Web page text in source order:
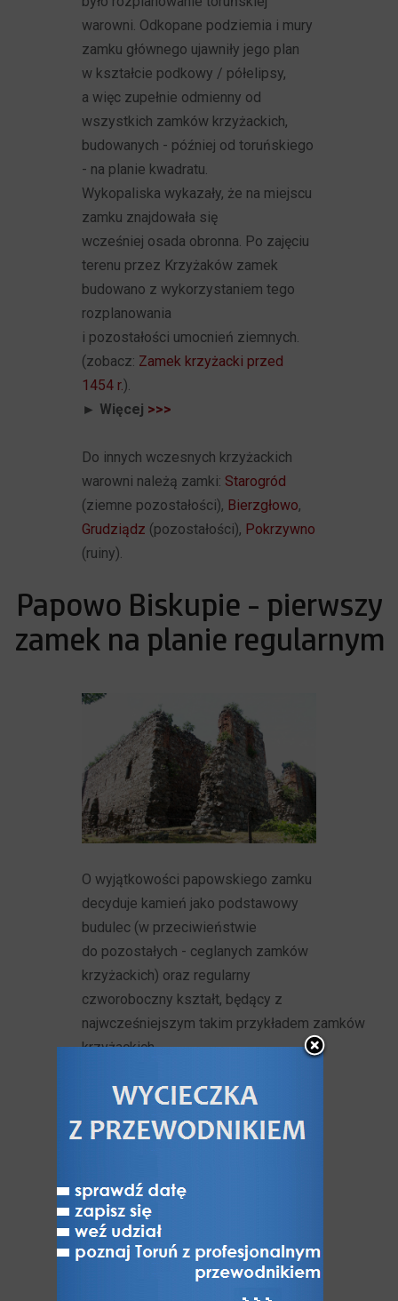
warowni. Odkopane podziemia i mury
zamku głównego ujawniły jego plan
w kształcie podkowy / półelipsy,
a więc zupełnie odmienny od
wszystkich zamków krzyżackich,
budowanych - później od toruńskiego
- na planie kwadratu.
Wykopaliska wykazały, że na miejscu
zamku znajdowała się
wcześniej osada obronna. Po zajęciu
terenu przez Krzyżaków zamek
budowano z wykorzystaniem tego
rozplanowania
i pozostałości umocnień ziemnych.
(zobacz: Zamek krzyżacki przed
1454 r.).
► Więcej >>>
Do innych wczesnych krzyżackich
warowni należą zamki: Starogród
(ziemne pozostałości), Bierzgłowo,
Grudziądz (pozostałości), Pokrzywno
(ruiny).
Papowo Biskupie - pierwszy
zamek na planie regularnym
O wyjątkowości papowskiego zamku
decyduje kamień jako podstawowy
budulec (w przeciwieństwie
do pozostałych - ceglanych zamków
krzyżackich) oraz regularny
czworoboczny kształt, będący z
najwcześniejszym takim przykładem zamków
krzyżackich.
1280 r. kiedy to powołano komturię
papowską) jako siedziba komturów
krzyżackich w latach 1280-1410.
wybrano strategicznie położone
wzniesienie na przesmyku między
jeziorami, gdzie wiódł stary szlak
komunikacyjny. W pierwszym etapie
wymurowano kurtynowe ściany